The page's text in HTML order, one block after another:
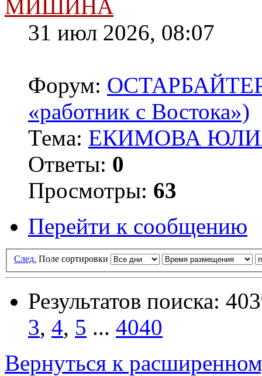
МИШИНА
31 июл 2026, 08:07
Форум:
«работник с Востока»)
Тема: ЕКИМОВА
Ответы: 0
Просмотры: 63
Перейти к сообщению
След. Поле сортировки
Результатов поиска:
3, 4, 5 ... 4040
Вернуться к